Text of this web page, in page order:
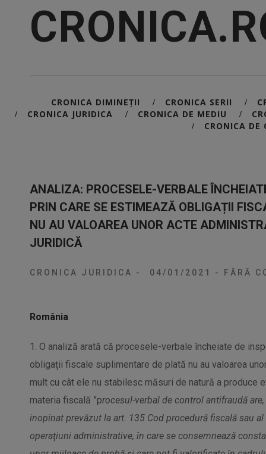
CRONICA DIMINEȚII / CRONICA SERII /
/ CRONICA JURIDICA / CRONICA DE MEDIU /
/ CRONICA DE
ANALIZA: PROCESELE-VERBALE
PRIN CARE SE ESTIMEAZĂ OBLIGAȚII
NU AU VALOAREA UNOR ACTE
JURIDICĂ
CRONICA JURIDICA - 04/01/2021 - FĂRĂ
România
1. O analiză arată că procesele-verbale încheiate de
obligații fiscale suplimentare de plată nu au valoarea
mult cu cât ele nu stabilesc măsuri de natură a produce
materia fiscală ”procesul-verbal de control antifraudă
inopinat prevăzut la art. 135 Cod procedură fiscală sau
operaţiuni administrative, în care se consemnează